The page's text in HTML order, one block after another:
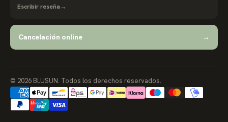
Escribir reseña→
Cancelación online →
© 2026 BLUSUN. Todos los derechos reservados.